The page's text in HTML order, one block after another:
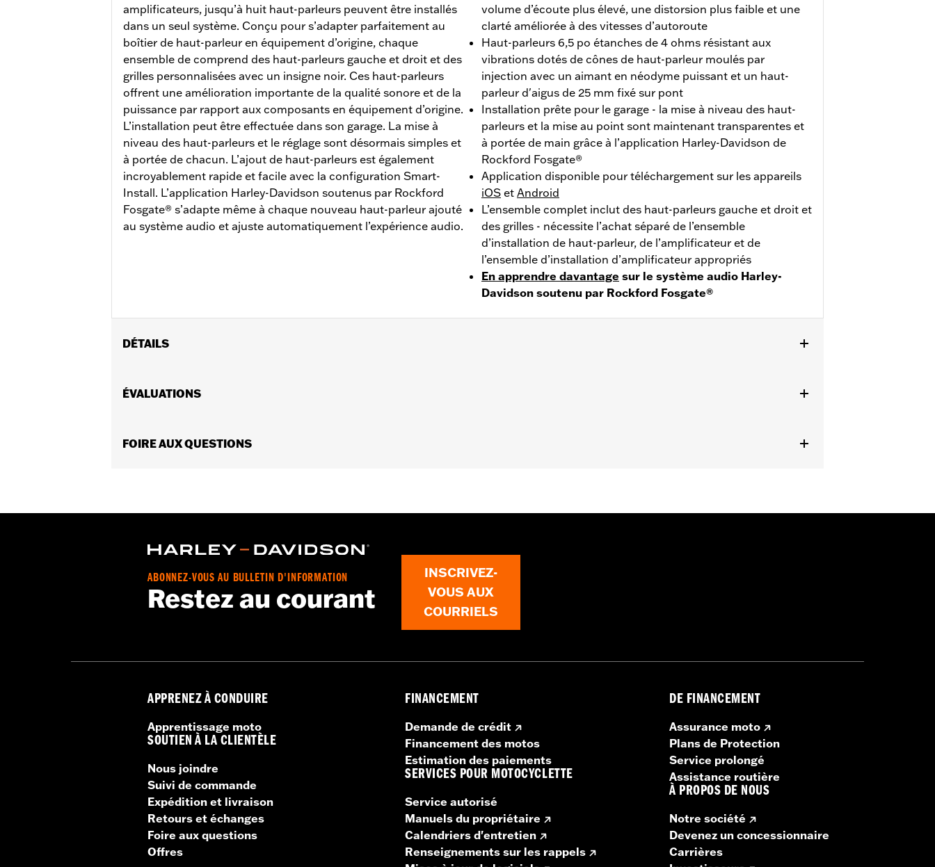
amplificateurs, jusqu’à huit haut-parleurs peuvent être installés
dans un seul système. Conçu pour s’adapter parfaitement au
boîtier de haut-parleur en équipement d’origine, chaque
ensemble de comprend des haut-parleurs gauche et droit et des
grilles personnalisées avec un insigne noir. Ces haut-parleurs
offrent une amélioration importante de la qualité sonore et de la
puissance par rapport aux composants en équipement d’origine.
L’installation peut être effectuée dans son garage. La mise à
niveau des haut-parleurs et le réglage sont désormais simples et
à portée de chacun. L’ajout de haut-parleurs est également
incroyablement rapide et facile avec la configuration Smart-
Install. L’application Harley-Davidson soutenus par Rockford
Fosgate® s’adapte même à chaque nouveau haut-parleur ajouté
au système audio et ajuste automatiquement l’expérience audio.
volume d’écoute plus élevé, une distorsion plus faible et une
clarté améliorée à des vitesses d’autoroute
Haut-parleurs 6,5 po étanches de 4 ohms résistant aux
vibrations dotés de cônes de haut-parleur moulés par
injection avec un aimant en néodyme puissant et un haut-
parleur d'aigus de 25 mm fixé sur pont
Installation prête pour le garage - la mise à niveau des haut-
parleurs et la mise au point sont maintenant transparentes et
à portée de main grâce à l’application Harley-Davidson de
Rockford Fosgate®
Application disponible pour téléchargement sur les appareils
iOS et Android
L’ensemble complet inclut des haut-parleurs gauche et droit et
des grilles - nécessite l’achat séparé de l’ensemble
d’installation de haut-parleur, de l’amplificateur et de
l’ensemble d’installation d’amplificateur appropriés
En apprendre davantage sur le système audio Harley-
Davidson soutenu par Rockford Fosgate®
DÉTAILS
après, ainsi que FLHXU et FLTRXRRSE 2025 et après) équipés d’un Tour-Pak ou d’un carénage inférieur refroidi par air.
FLHTKSE, FLTRUSE et FLHTCUTGSE nécessitent l’achat séparé du faisceau de câbles CVO numéro de pièce 76001100 pour
Instructions d’installation
Taille du fichier audio: 6,5 po
Impédance:4 ohms
Sensibilité:88dB ±2dB
Vendues séparément: Consulter Configuration pour plus de détails
GARANTIE:Garantie limitée de 1 an – Accédez àwww.h-d.com/warrantypour obtenir tous les détails
du concessionnaire pour une bonne performance audio. Les véhicules équipés de radios Boom Box GTS nécessitent le
ÉVALUATIONS
FOIRE AUX QUESTIONS
ABONNEZ-VOUS AU BULLETIN D'INFORMATION
Restez au courant
INSCRIVEZ-
VOUS AUX
COURRIELS
APPRENEZ À CONDUIRE
Apprentissage moto
SOUTIEN À LA CLIENTÈLE
Nous joindre
Suivi de commande
Expédition et livraison
Retours et échanges
Foire aux questions
Offres
FINANCEMENT
Demande de crédit
Financement des motos
Estimation des paiements
SERVICES POUR MOTOCYCLETTE
Service autorisé
Manuels du propriétaire
Calendriers d'entretien
Renseignements sur les rappels
DE FINANCEMENT
Assurance moto
Plans de Protection
Service prolongé
Assistance routière
À PROPOS DE NOUS
Notre société
Devenez un concessionnaire
Carrières